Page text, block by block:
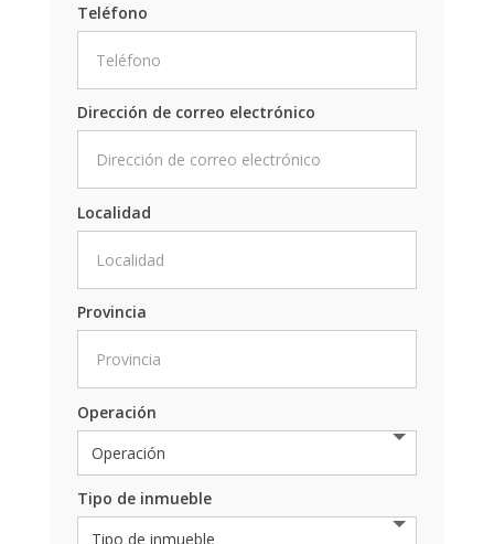
Teléfono
Dirección de correo electrónico
Localidad
Provincia
Operación
Tipo de inmueble